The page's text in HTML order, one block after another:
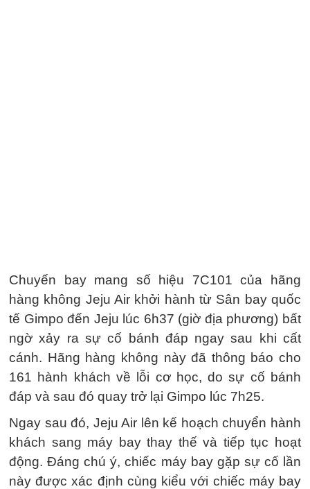
Chuyến bay mang số hiệu 7C101 của hãng
hàng không Jeju Air khởi hành từ Sân bay quốc
tế Gimpo đến Jeju lúc 6h37 (giờ địa phương) bất
ngờ xảy ra sự cố bánh đáp ngay sau khi cất
cánh. Hãng hàng không này đã thông báo cho
161 hành khách về lỗi cơ học, do sự cố bánh
đáp và sau đó quay trở lại Gimpo lúc 7h25.
Ngay sau đó, Jeju Air lên kế hoạch chuyển hành
khách sang máy bay thay thế và tiếp tục hoạt
động. Đáng chú ý, chiếc máy bay gặp sự cố lần
này được xác định cùng kiểu với chiếc máy bay